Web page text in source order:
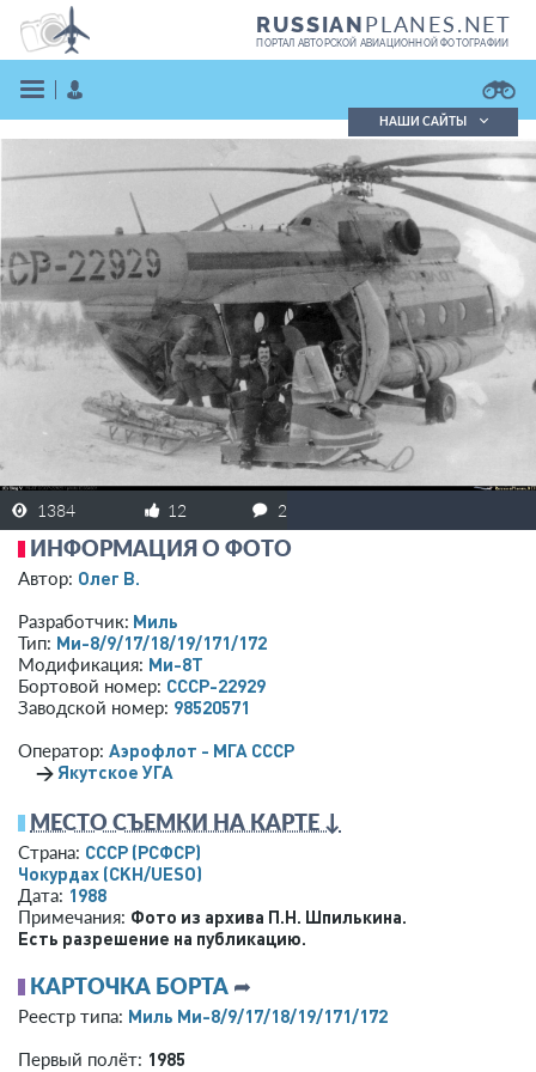
RUSSIANPLANES.NET
ПОРТАЛ АВТОРСКОЙ АВИАЦИОННОЙ ФОТОГРАФИИ
ВОЙТИ
ЗАРЕГИСТРИРОВАТЬСЯ
Поиск фотографий
Поиск в реестре
Кратко
Подробно
НАШИ САЙТЫ
1384 12 2
ИНФОРМАЦИЯ О ФОТО
Автор: Олег В.
Разработчик: Миль
Тип: Ми-8/9/17/18/19/171/172
Модификация: Ми-8Т
Бортовой номер: СССР-22929
Заводской номер: 98520571
Оператор: Аэрофлот - МГА СССР
→Якутское УГА
МЕСТО СЪЕМКИ НА КАРТЕ ↓
Страна: СССР (РСФСР)
Чокурдах (CKH/UESO)
Дата: 1988
Примечания: Фото из архива П.Н. Шпилькина.
Есть разрешение на публикацию.
КАРТОЧКА БОРТА ➦
Реестр типа: Миль Ми-8/9/17/18/19/171/172
Первый полёт: 1985